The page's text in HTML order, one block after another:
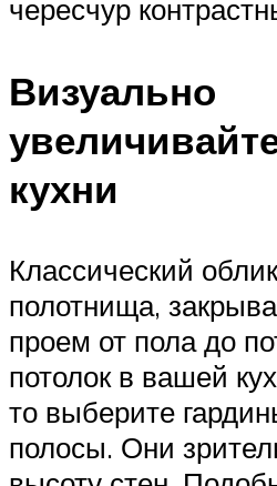
чересчур
Визуально
кухни
Классический
полотнища,
проем от пола до
потолок в вашей
то выберите
полосы. Они